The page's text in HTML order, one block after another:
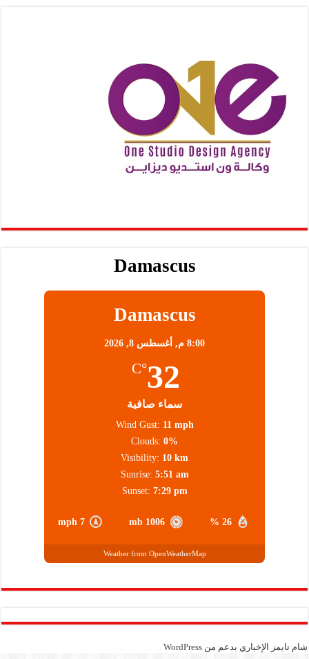
Damascus
Damascus
8:00 م, أغسطس 8, 2026
32
°C
سماء صافية
26 %
1006 mb
7 mph
Wind Gust: 11 mph
Clouds: 0%
Visibility: 10 km
Sunrise: 5:51 am
Sunset: 7:29 pm
Weather from OpenWeatherMap
شام تايمز الإخباري بدعم منWordPress